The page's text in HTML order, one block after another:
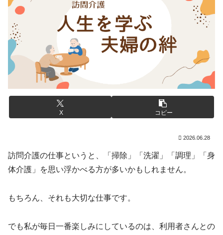
X コピー
2026.06.28
訪問介護の仕事というと、「掃除」「洗濯」「調理」「身
体介護」を思い浮かべる方が多いかもしれません。
もちろん、それも大切な仕事です。
でも私が毎日一番楽しみにしているのは、利用者さんとの